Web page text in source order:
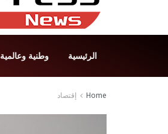
الرئيسية وطنية وعالمية
Home إقتصاد